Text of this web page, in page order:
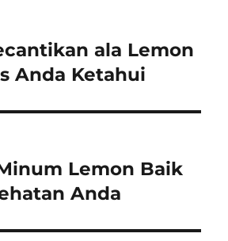
ala Lemon
Anda Ketahui
Lemon Baik
Anda